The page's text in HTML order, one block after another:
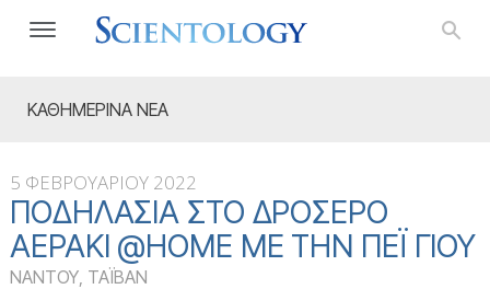
ΚΑΘΗΜΕΡΙΝΑ ΝΕΑ
5 ΦΕΒΡΟΥΑΡΙΟΥ 2022
ΠΟΔΗΛΑΣΊΑ ΣΤΟ ΔΡΟΣΕΡΌ
ΑΕΡΆΚΙ @HOME ΜΕ ΤΗΝ ΠΈΙ ΓΙΟΥ
ΝΑΝΤΟΥ, ΤΑΪΒΑΝ